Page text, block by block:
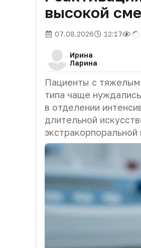
высокой
07.08.2026 12:17
Ирина
Ларина
Пациенты с тяжелым
типа чаще
в отделении
длительной